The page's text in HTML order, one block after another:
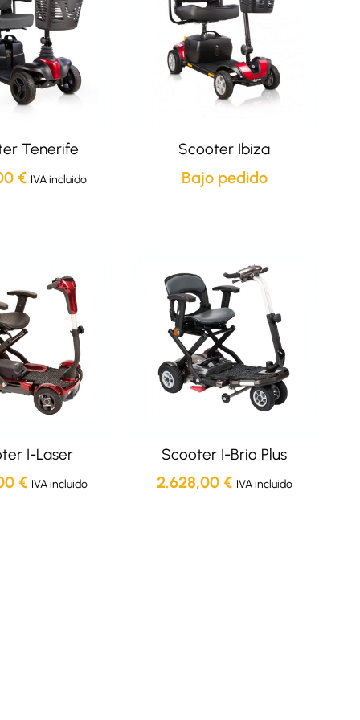
Tenerife
€ IVA incluido
Scooter Ibiza
Bajo pedido
I-Laser
€ IVA incluido
Scooter I-Brio Plus
2.628,00 € IVA incluido